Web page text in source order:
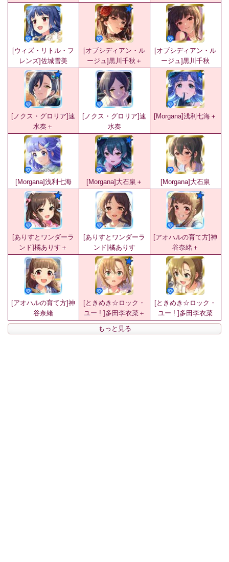
[ウィズ・リトル・フ
レンズ]佐城雪美
[オブシディアン・ル
ージュ]黒川千秋＋
[オブシディアン・ル
ージュ]黒川千秋
[ノクス・グロリア]速
水奏＋
[ノクス・グロリア]速
水奏
[Morgana]浅利七海＋
[Morgana]浅利七海 [Morgana]大石泉＋ [Morgana]大石泉
[ありすとワンダーラ
ンド]橘ありす＋
[ありすとワンダーラ
ンド]橘ありす
[アオハルの育て方]神
谷奈緒＋
[アオハルの育て方]神
谷奈緒
[ときめき☆ロック・
ユー ! ]多田李衣菜＋
[ときめき☆ロック・
ユー ! ]多田李衣菜
もっと見る